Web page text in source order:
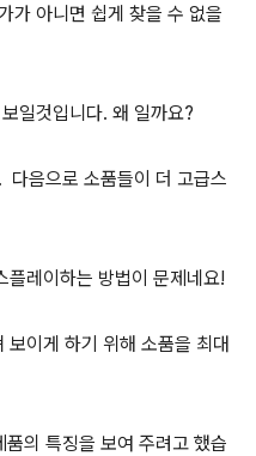
가 아니면 쉽게 찾을 수 없을
일것입니다. 왜 일까요?
다음으로 소품들이 더 고급스
플레이하는 방법이 문제네요!
보이게 하기 위해 소품을 최대
의 특징을 보여 주려고 했습